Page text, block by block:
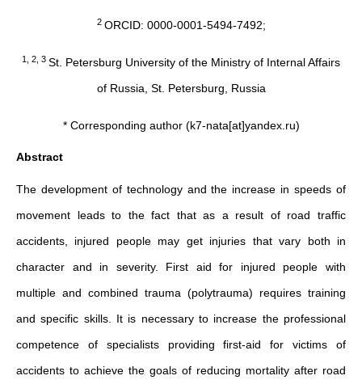
2 ORCID: 0000-0001-5494-7492;
1, 2, 3 St. Petersburg University of the Ministry of Internal Affairs
of Russia, St. Petersburg, Russia
* Corresponding author (k7-nata[at]yandex.ru)
Abstract
The development of technology and the increase in speeds of
movement leads to the fact that as a result of road traffic
accidents, injured people may get injuries that vary both in
character and in severity. First aid for injured people with
multiple and combined trauma (polytrauma) requires training
and specific skills. It is necessary to increase the professional
competence of specialists providing first-aid for victims of
accidents to achieve the goals of reducing mortality after road